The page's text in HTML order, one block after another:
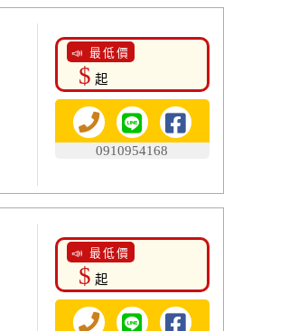
📣 最低價
$ 起
0910954168
📣 最低價
$ 起